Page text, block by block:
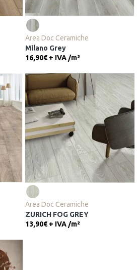
Area Doc Ceramiche
Milano Grey
16,90€ + IVA /m²
Area Doc Ceramiche
ZURICH FOG GREY
13,90€ + IVA/m²